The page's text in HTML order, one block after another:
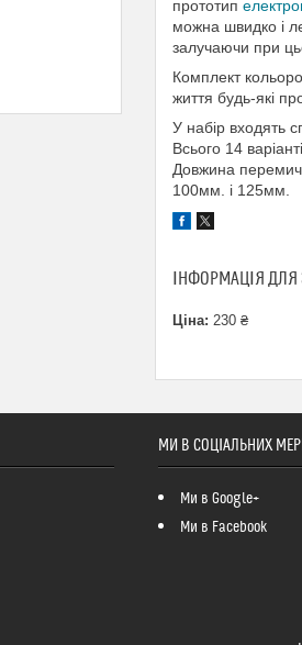
прототип
можна швидко і
залучаючи при
Комплект
життя будь-які
У набір входять
Всього 14
Довжина
100мм. і 125мм.
ІНФОРМАЦІЯ
Ціна: 230 ₴
МИ В СОЦІАЛЬНИХ
Ми в Google+
Ми в Facebook